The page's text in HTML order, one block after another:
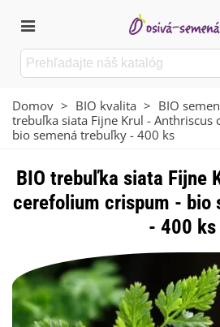
Domov > BIO kvalita > BIO
trebuľka siata Fijne Krul -
bio semená trebuľky - 400 ks
BIO trebuľka siata Fijne
cerefolium crispum - bio
- 400 ks